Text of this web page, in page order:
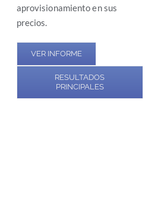
aprovisionamiento en sus
precios.
VER INFORME
RESULTADOS
PRINCIPALES